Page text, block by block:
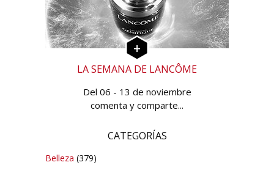
LA SEMANA DE LANCÔME
Del 06 - 13 de noviembre
comenta y comparte...
CATEGORÍAS
Belleza (379)